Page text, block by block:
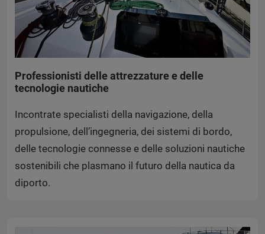
Professionisti delle attrezzature e delle
tecnologie nautiche
Incontrate specialisti della navigazione, della
propulsione, dell’ingegneria, dei sistemi di bordo,
delle tecnologie connesse e delle soluzioni nautiche
sostenibili che plasmano il futuro della nautica da
diporto.